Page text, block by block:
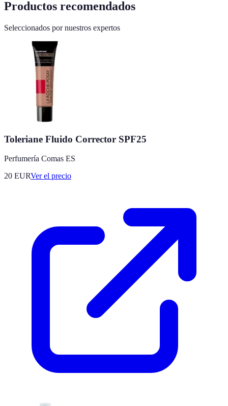
Productos recomendados
Seleccionados por nuestros expertos
Toleriane Fluido Corrector SPF25
Perfumería Comas ES
20 EURVer el precio